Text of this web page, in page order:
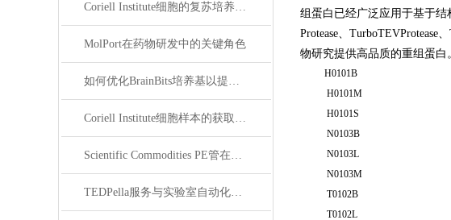
Coriell Institute细胞的复苏培养与质量控制规范
MolPort在药物研发中的关键角色
如何优化BrainBits培养基以提高实验效果？
Coriell Institute细胞样本的获取与应用指南
Scientific Commodities PE管在环保实验中的作用
TEDPella服务与实验室自动化设备的整合
组蛋白已经广泛应用于基于结
Protease、TurboTEVProtease
物研究提供高品质的重组蛋白
H0101B
H0101M
H0101S
N0103B
N0103L
N0103M
T0102B
T0102L